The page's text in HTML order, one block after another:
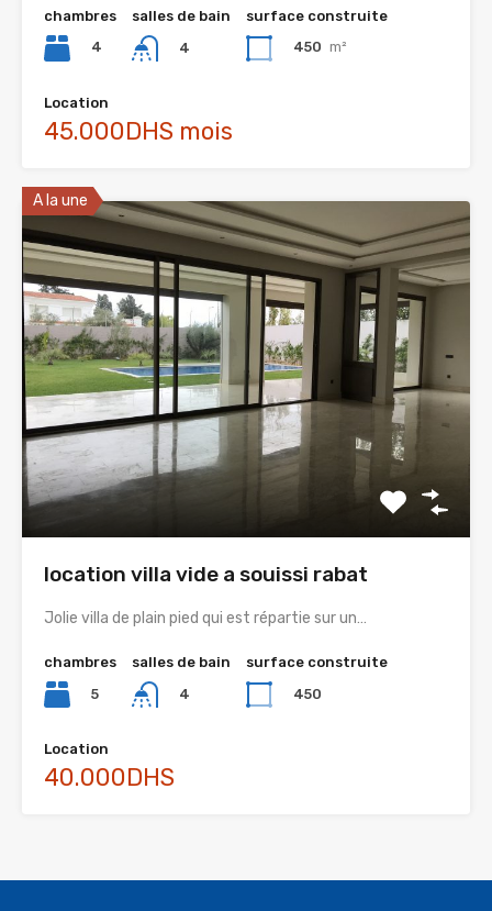
chambres
4
salles de bain
4
surface construite
450 m²
Location
45.000DHS mois
A la une
location villa vide a souissi rabat
Jolie villa de plain pied qui est répartie sur un…
chambres
5
salles de bain
4
surface construite
450
Location
40.000DHS